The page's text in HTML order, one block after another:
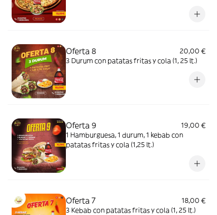
Oferta 8
20,00 €
3 Durum con patatas fritas y cola (1, 25 lt.)
Oferta 9
19,00 €
1 Hamburguesa, 1 durum, 1 kebab con
patatas fritas y cola (1,25 lt.)
Oferta 7
18,00 €
3 Kebab con patatas fritas y cola (1, 25 lt.)